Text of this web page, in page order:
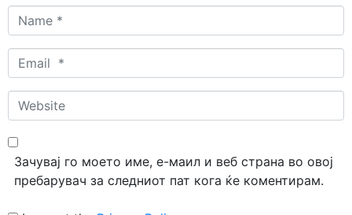
Name
*
Email
*
Website
Зачувај го моето име, е-маил и веб страна во овој
пребарувач за следниот пат кога ќе коментирам.